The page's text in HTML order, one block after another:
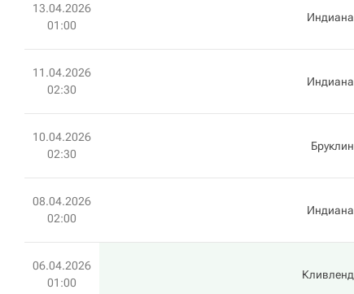
13.04.2026
01:00
Индиана
11.04.2026
02:30
Индиана
10.04.2026
02:30
Бруклин
08.04.2026
02:00
Индиана
06.04.2026
01:00
Кливленд